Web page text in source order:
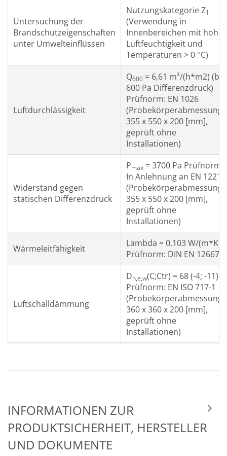
Untersuchung der
Brandschutzeigenschaften
unter Umwelteinflüssen
Nutzungskategorie Z1
(Verwendung in
Innenbereichen mit hoher
Luftfeuchtigkeit und
Temperaturen > 0 °C)
Luftdurchlässigkeit
Q600 = 6,61 m³/(h*m2) (bei
600 Pa Differenzdruck)
Prüfnorm: EN 1026
355 x 550 x 200 [mm],
geprüft ohne
Installationen)
Widerstand gegen
statischen Differenzdruck
Pmax = 3700 Pa Prüfnorm:
In Anlehnung an EN 12211
355 x 550 x 200 [mm],
geprüft ohne
Installationen)
Wärmeleitfähigkeit
Lambda = 0,103 W/(m*K)
Prüfnorm: DIN EN 12667
Luftschalldämmung
Dn,e,w(C;Ctr) = 68 (-4; -11)
Prüfnorm: EN ISO 717-1
360 x 360 x 200 [mm],
geprüft ohne
Installationen)
INFORMATIONEN ZUR
PRODUKTSICHERHEIT, HERSTELLER
UND DOKUMENTE